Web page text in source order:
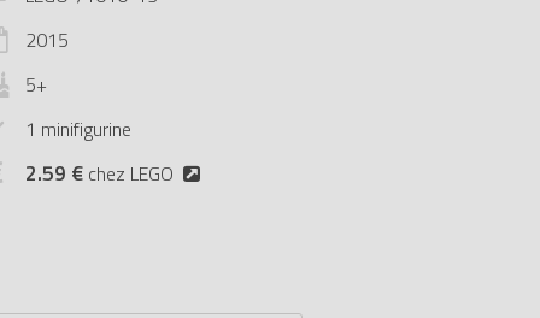
2015
5+
1 minifigurine
2.59 € chez LEGO